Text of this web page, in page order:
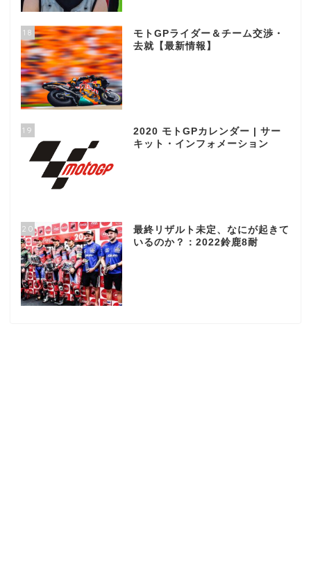
18
モトGPライダー＆チーム交渉・
去就【最新情報】
19
2020 モトGPカレンダー | サー
キット・インフォメーション
20
最終リザルト未定、なにが起きて
いるのか？：2022鈴鹿8耐